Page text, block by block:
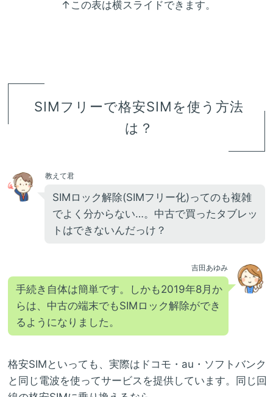
↑この表は横スライドできます。
SIMフリーで格安SIMを使う方法
は？
教えて君
SIMロック解除(SIMフリー化)ってのも複雑
でよく分からない…。中古で買ったタブレッ
トはできないんだっけ？
吉田あゆみ
手続き自体は簡単です。しかも2019年8月か
らは、中古の端末でもSIMロック解除ができ
るようになりました。
格安SIMといっても、実際はドコモ・au・ソフトバンク
と同じ電波を使ってサービスを提供しています。同じ回